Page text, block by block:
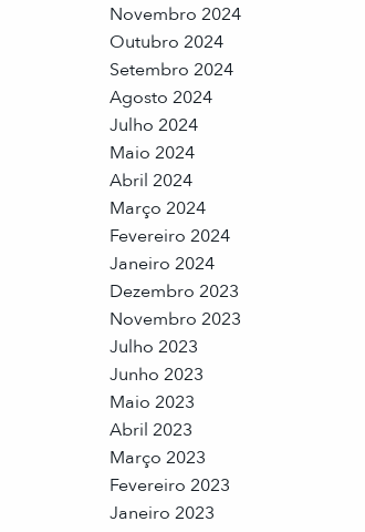
Novembro 2024
Outubro 2024
Setembro 2024
Agosto 2024
Julho 2024
Maio 2024
Abril 2024
Março 2024
Fevereiro 2024
Janeiro 2024
Dezembro 2023
Novembro 2023
Julho 2023
Junho 2023
Maio 2023
Abril 2023
Março 2023
Fevereiro 2023
Janeiro 2023